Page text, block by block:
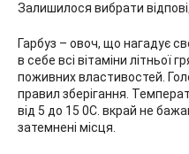
Залишилося вибрати
Гарбуз – овоч, що нагадує
в себе всі вітаміни літньої
поживних властивостей.
правил зберігання.
від 5 до 15 0С. вкрай не
затемнені місця.